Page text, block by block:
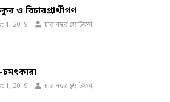
ও বিচারপ্রার্থীগণ
1, 2019 চার নম্বর প্ল্যাটফর্ম
চমৎকারা
1, 2019 চার নম্বর প্ল্যাটফর্ম